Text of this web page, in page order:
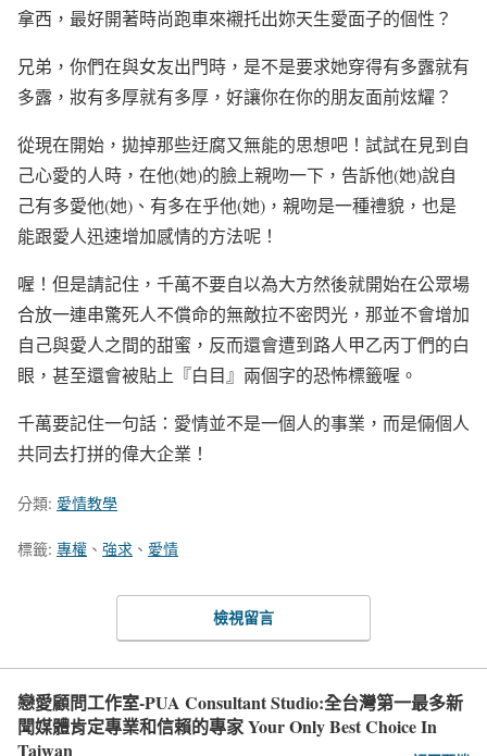
拿西，最好開著時尚跑車來襯托出妳天生愛面子的個性？
兄弟，你們在與女友出門時，是不是要求她穿得有多露就有
多露，妝有多厚就有多厚，好讓你在你的朋友面前炫耀？
從現在開始，拋掉那些迂腐又無能的思想吧！試試在見到自
己心愛的人時，在他(她)的臉上親吻一下，告訴他(她)說自
己有多愛他(她)、有多在乎他(她)，親吻是一種禮貌，也是
能跟愛人迅速增加感情的方法呢！
喔！但是請記住，千萬不要自以為大方然後就開始在公眾場
合放一連串驚死人不償命的無敵拉不密閃光，那並不會增加
自己與愛人之間的甜蜜，反而還會遭到路人甲乙丙丁們的白
眼，甚至還會被貼上『白目』兩個字的恐怖標籤喔。
千萬要記住一句話：愛情並不是一個人的事業，而是倆個人
共同去打拼的偉大企業！
分類: 愛情教學
標籤: 專權 、 強求 、 愛情
檢視留言
戀愛顧問工作室-PUA Consultant Studio:全台灣第一最多新
聞媒體肯定專業和信賴的專家 Your Only Best Choice In
Taiwan